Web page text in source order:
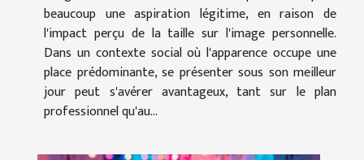
beaucoup une aspiration légitime, en raison de
l'impact perçu de la taille sur l'image personnelle.
Dans un contexte social où l'apparence occupe une
place prédominante, se présenter sous son meilleur
jour peut s'avérer avantageux, tant sur le plan
professionnel qu'au...